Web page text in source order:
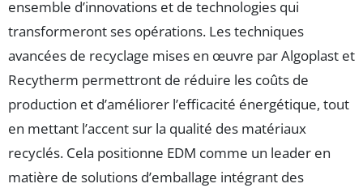
ensemble d’innovations et de technologies qui
transformeront ses opérations. Les techniques
avancées de recyclage mises en œuvre par Algoplast et
Recytherm permettront de réduire les coûts de
production et d’améliorer l’efficacité énergétique, tout
en mettant l’accent sur la qualité des matériaux
recyclés. Cela positionne EDM comme un leader en
matière de solutions d’emballage intégrant des